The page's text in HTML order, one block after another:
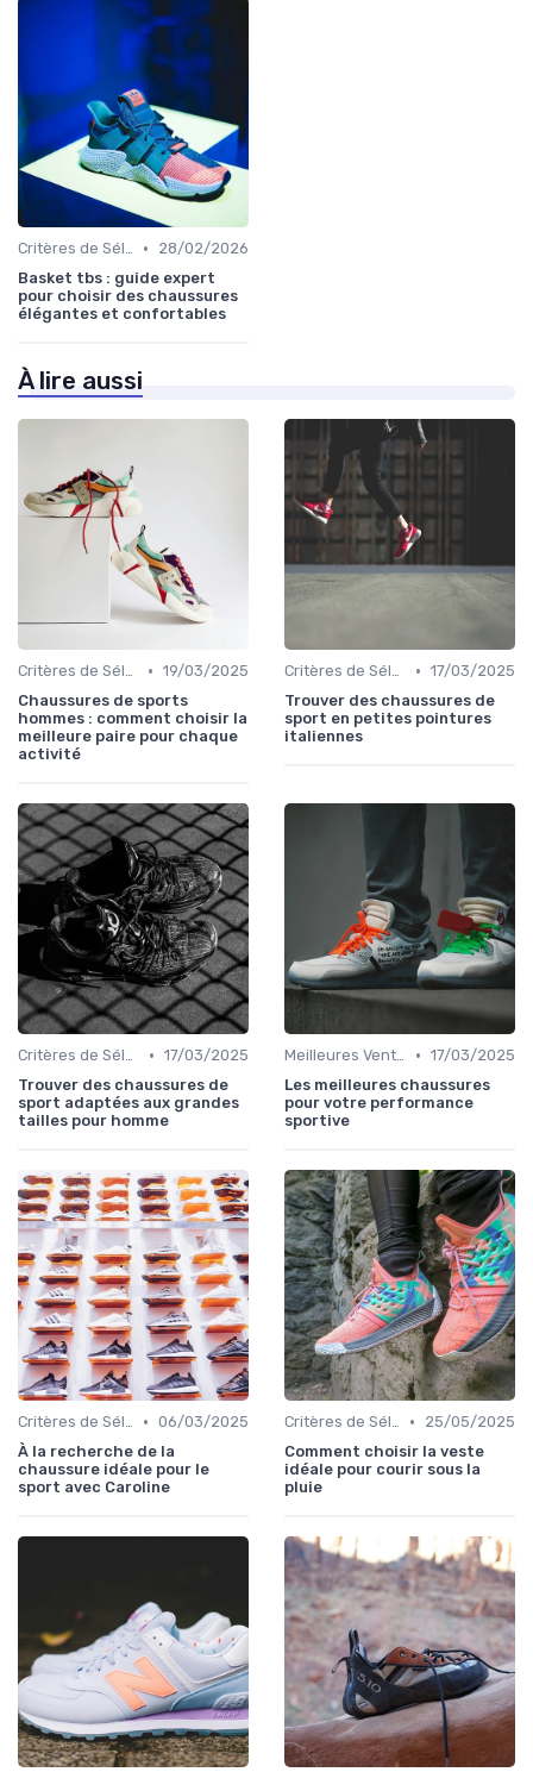
Critères de Sélection •
28/02/2026
Basket tbs : guide expert
pour choisir des chaussures
élégantes et confortables
À lire aussi
Critères de Sélection • 19/03/2025
Chaussures de sports
hommes : comment choisir la
meilleure paire pour chaque
activité
Critères de Sélection • 17/03/2025
Trouver des chaussures de
sport en petites pointures
italiennes
Critères de Sélection • 17/03/2025
Trouver des chaussures de
sport adaptées aux grandes
tailles pour homme
Meilleures Ventes • 17/03/2025
Les meilleures chaussures
pour votre performance
sportive
Critères de Sélection • 06/03/2025
À la recherche de la
chaussure idéale pour le
sport avec Caroline
Critères de Sélection •
25/05/2025
Comment choisir la veste
idéale pour courir sous la
pluie